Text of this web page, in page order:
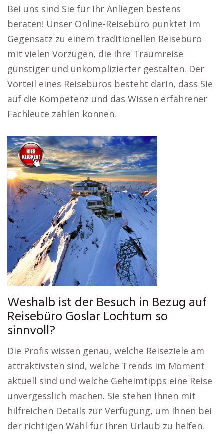
Bei uns sind Sie für Ihr Anliegen bestens
beraten! Unser Online-Reisebüro punktet im
Gegensatz zu einem traditionellen Reisebüro
mit vielen Vorzügen, die Ihre Traumreise
günstiger und unkomplizierter gestalten. Der
Vorteil eines Reisebüros besteht darin, dass Sie
auf die Kompetenz und das Wissen erfahrener
Fachleute zählen können.
Weshalb ist der Besuch in Bezug auf
Reisebüro Goslar Lochtum so
sinnvoll?
Die Profis wissen genau, welche Reiseziele am
attraktivsten sind, welche Trends im Moment
aktuell sind und welche Geheimtipps eine Reise
unvergesslich machen. Sie stehen Ihnen mit
hilfreichen Details zur Verfügung, um Ihnen bei
der richtigen Wahl für Ihren Urlaub zu helfen.